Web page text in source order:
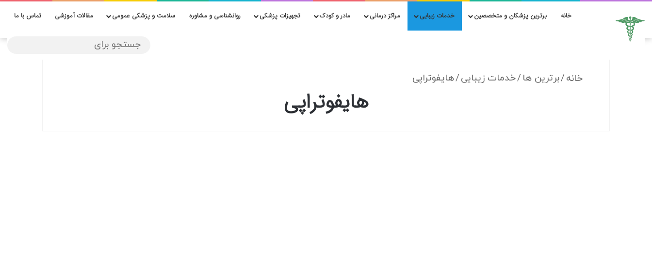
خانه برترین پزشکان و متخصصین خدمات زیبایی مراکز درمانی مادر و کودک تجهیزات پزشکی روانشناسی و مشاوره سلامت و پزشکی عمومی مقالات آموزشی تماس با ما
خانه/برترین ها /خدمات زیبایی/هایفوتراپی
هایفوتراپی